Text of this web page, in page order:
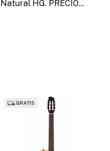
Natural HG. PRECIO
GRATIS